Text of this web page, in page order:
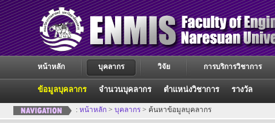
หน้าหลัก บุคลากร
ข้อมูลบุคลากร จำนวนบุคลากร ตำแหน่งวิชาการ รางวัล
วิจัย การบริการวิชาการ
: หน้าหลัก > บุคลากร > ค้นหาข้อมูลบุคลากร